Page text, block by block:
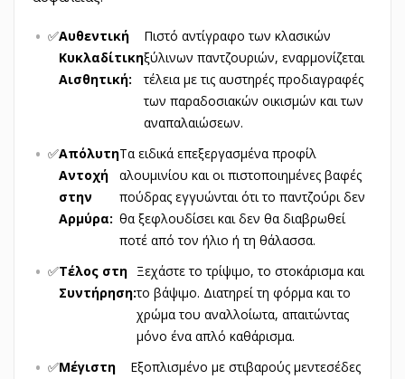
✅Αυθεντική
Κυκλαδίτικη
Αισθητική:
Πιστό αντίγραφο των κλασικών
ξύλινων παντζουριών, εναρμονίζεται
τέλεια με τις αυστηρές προδιαγραφές
των παραδοσιακών οικισμών και των
αναπαλαιώσεων.
✅Απόλυτη
Αντοχή
στην
Αρμύρα:
Τα ειδικά επεξεργασμένα προφίλ
αλουμινίου και οι πιστοποιημένες βαφές
πούδρας εγγυώνται ότι το παντζούρι δεν
θα ξεφλουδίσει και δεν θα διαβρωθεί
ποτέ από τον ήλιο ή τη θάλασσα.
✅Τέλος στη
Συντήρηση:
Ξεχάστε το τρίψιμο, το στοκάρισμα και
το βάψιμο. Διατηρεί τη φόρμα και το
χρώμα του αναλλοίωτα, απαιτώντας
μόνο ένα απλό καθάρισμα.
✅Μέγιστη
Εξοπλισμένο με στιβαρούς μεντεσέδες